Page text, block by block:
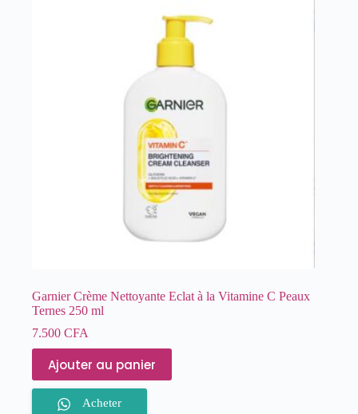
Garnier Crème Nettoyante Eclat à la Vitamine C Peaux
Ternes 250 ml
7.500 CFA
Ajouter au panier
Acheter